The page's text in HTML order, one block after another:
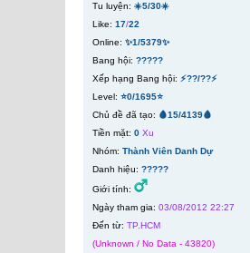
Tu luyện: ☀️5/30☀️
Like: 17/22
Online: ✨1/5379✨
Bang hội: ?????
Xếp hạng Bang hội: ⚡??/??⚡
Level: ⭐0/1695⭐
Chủ đề đã tạo: 🩸15/4139🩸
Tiền mặt: 0 Xu
Nhóm: Thành Viên Danh Dự
Danh hiệu: ?????
Giới tính:
Ngày tham gia: 03/08/2012 22:27
Đến từ: TP.HCM
(Unknown / No Data - 43820)